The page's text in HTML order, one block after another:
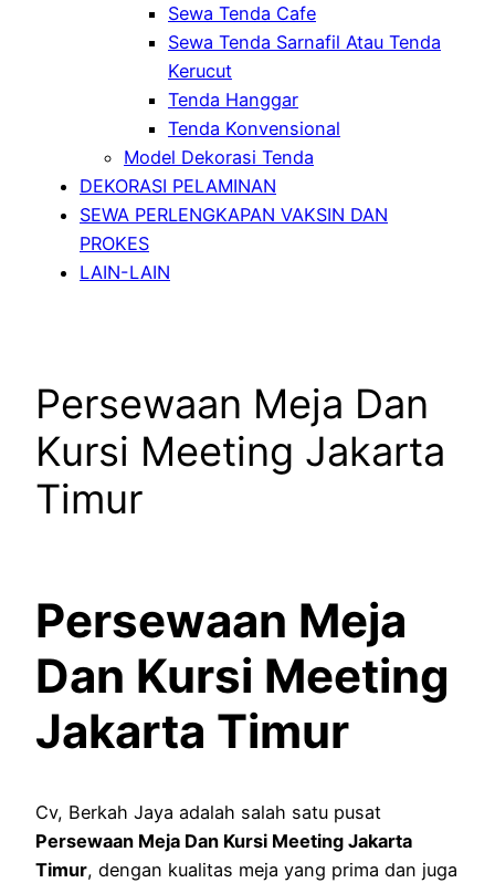
Sewa Tenda Cafe
Sewa Tenda Sarnafil Atau Tenda
Kerucut
Tenda Hanggar
Tenda Konvensional
Model Dekorasi Tenda
DEKORASI PELAMINAN
SEWA PERLENGKAPAN VAKSIN DAN
PROKES
LAIN-LAIN
Persewaan Meja Dan
Kursi Meeting Jakarta
Timur
Persewaan Meja
Dan Kursi Meeting
Jakarta Timur
Cv, Berkah Jaya adalah salah satu pusat
Persewaan Meja Dan Kursi Meeting Jakarta
Timur, dengan kualitas meja yang prima dan juga